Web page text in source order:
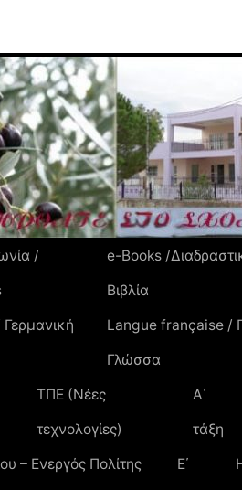
/
e-Books /
Βιβλία
Langue française /
Γλώσσα
TΠΕ (Νέες
τεχνολογίες)
Α΄
τάξη
– Ενεργός Πολίτης
Ε΄